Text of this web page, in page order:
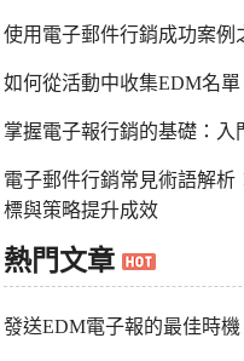
使用電子郵件行銷成功案例
如何從活動中收集EDM名單
掌握電子報行銷的基礎：入
電子郵件行銷常見術語解析
標與策略提升成效
熱門文章
發送EDM電子報的最佳時機